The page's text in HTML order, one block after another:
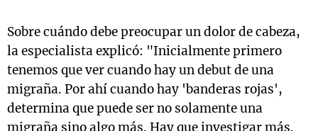
Sobre cuándo debe preocupar un dolor de cabeza,
la especialista explicó: "Inicialmente primero
tenemos que ver cuando hay un debut de una
migraña. Por ahí cuando hay 'banderas rojas',
determina que puede ser no solamente una
migraña sino algo más. Hay que investigar más.